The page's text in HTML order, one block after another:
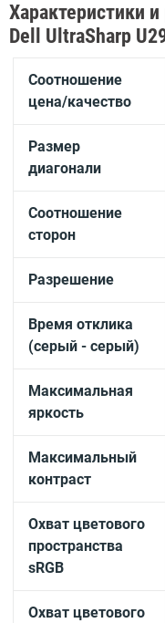
Характеристики
Dell UltraSharp
Соотношение
цена/качество
Размер
диагонали
Соотношение
сторон
Разрешение
Время отклика
(серый - серый)
Максимальная
яркость
Максимальный
контраст
Охват цветового
пространства
sRGB
Охват цветового